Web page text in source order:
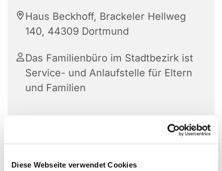
Diese Webseite verwendet Cookies
Haus Beckhoff, Brackeler Hellweg
140, 44309 Dortmund
Das Familienbüro im Stadtbezirk ist
Service- und Anlaufstelle für Eltern
und Familien